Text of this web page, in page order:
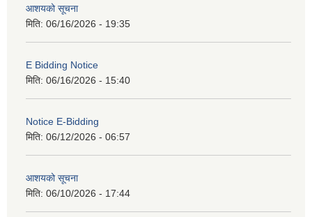
आशयको सूचना
मिति: 06/16/2026 - 19:35
E Bidding Notice
मिति: 06/16/2026 - 15:40
Notice E-Bidding
मिति: 06/12/2026 - 06:57
आशयको सूचना
मिति: 06/10/2026 - 17:44